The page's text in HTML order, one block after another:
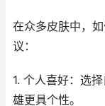
在众多皮肤中，
议：
1. 个人喜好：选
雄更具个性。